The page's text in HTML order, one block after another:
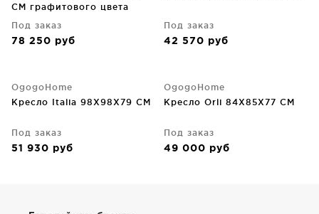
CM графитового цвета
Под заказ
78 250 руб
Под заказ
42 570 руб
OgogoHome
Кресло Italia 98X98X79 CM
Под заказ
51 930 руб
OgogoHome
Кресло Orli 84X85X77 CM
Под заказ
49 000 руб